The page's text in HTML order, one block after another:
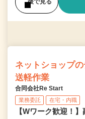
後で見る
ネットショップ
送軽作業
合同会社Re Start
業務委託 在宅・内職
【Wワーク歓迎！